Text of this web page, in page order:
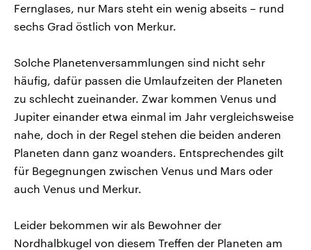
Fernglases, nur Mars steht ein wenig abseits – rund
sechs Grad östlich von Merkur.
Solche Planetenversammlungen sind nicht sehr
häufig, dafür passen die Umlaufzeiten der Planeten
zu schlecht zueinander. Zwar kommen Venus und
Jupiter einander etwa einmal im Jahr vergleichsweise
nahe, doch in der Regel stehen die beiden anderen
Planeten dann ganz woanders. Entsprechendes gilt
für Begegnungen zwischen Venus und Mars oder
auch Venus und Merkur.
Leider bekommen wir als Bewohner der
Nordhalbkugel von diesem Treffen der Planeten am